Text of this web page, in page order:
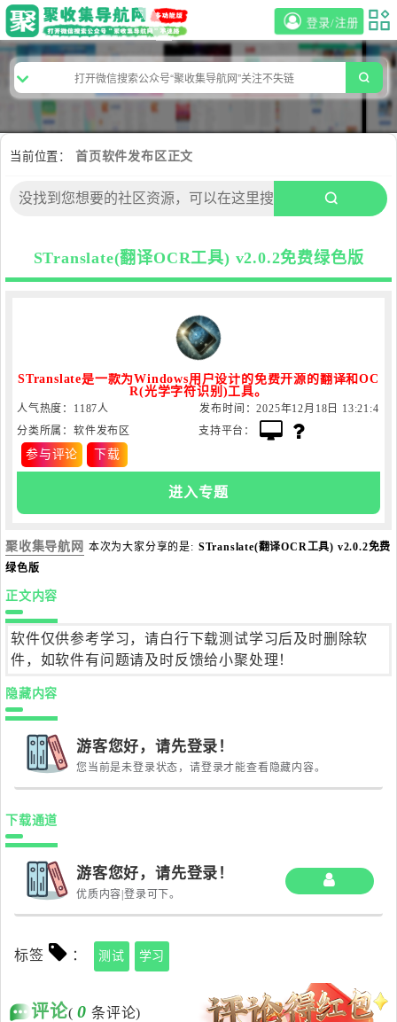
登录/注册
当前位置： 首页软件发布区正文
STranslate(翻译OCR工具) v2.0.2免费绿色版
STranslate是一款为Windows用户设计的免费开源的翻译和OC
R(光学字符识别)工具。
人气热度：1187人
发布时间：2025年12月18日 13:21:4
支持平台：
分类所属：软件发布区
下载
参与评论
进入专题
聚收集导航网 本次为大家分享的是: STranslate(翻译OCR工具) v2.0.2免费
绿色版
正文内容
软件仅供参考学习，请白行下载测试学习后及时删除软
件，如软件有问题请及时反馈给小聚处理！
隐藏内容
游客您好，请先登录！
您当前是未登录状态，请登录才能查看隐藏内容。
下载通道
游客您好，请先登录！
优质内容|登录可下。
标签 ： 测试 学习
评论(0 条评论)